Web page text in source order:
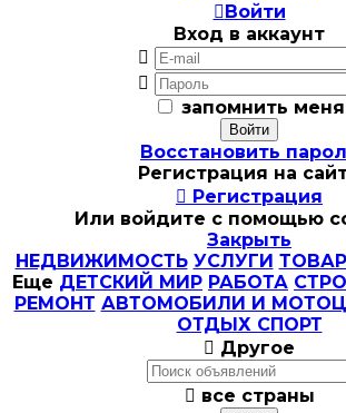
Войти
Вход в аккаунт


запомнить меня
Восстановить
Регистрация на
 Регистрация
Или войдите с помощью
Закрыть
НЕДВИЖИМОСТЬ УСЛУГИ
Еще ДЕТСКИЙ МИР РАБОТА
РЕМОНТ АВТОМОБИЛИ И
ОТДЫХ СПОРТ
 Другое
 все страны